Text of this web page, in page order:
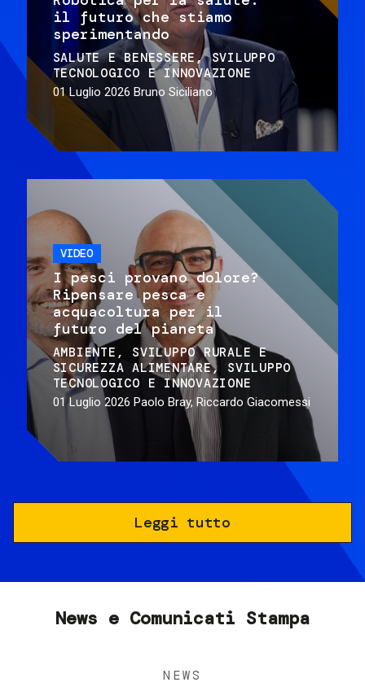
il futuro che stiamo
sperimentando
SALUTE E BENESSERE
SVILUPPO
TECNOLOGICO E INNOVAZIONE
01 Luglio 2026 Bruno Siciliano
VIDEO
I pesci provano dolore?
Ripensare pesca e
acquacoltura per il
futuro del pianeta
AMBIENTE
SVILUPPO RURALE E
SICUREZZA ALIMENTARE
SVILUPPO
TECNOLOGICO E INNOVAZIONE
01 Luglio 2026 Paolo Bray, Riccardo Giacomessi
Leggi tutto
News e Comunicati Stampa
NEWS